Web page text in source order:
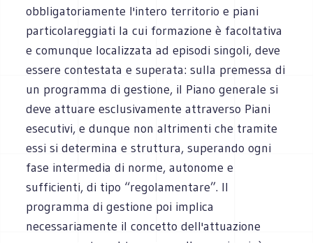
obbligatoriamente l'intero territorio e piani
particolareggiati la cui formazione è facoltativa
e comunque localizzata ad episodi singoli, deve
essere contestata e superata: sulla premessa di
un programma di gestione, il Piano generale si
deve attuare esclusivamente attraverso Piani
esecutivi, e dunque non altrimenti che tramite
essi si determina e struttura, superando ogni
fase intermedia di norme, autonome e
sufficienti, di tipo “regolamentare”. Il
programma di gestione poi implica
necessariamente il concetto dell'attuazione